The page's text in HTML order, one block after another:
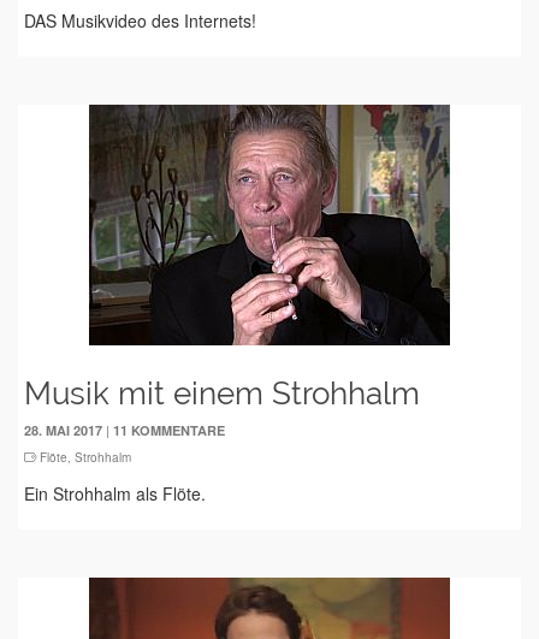
DAS Musikvideo des Internets!
Musik mit einem Strohhalm
28. MAI 2017 | 11 KOMMENTARE
Flöte, Strohhalm
Ein Strohhalm als Flöte.